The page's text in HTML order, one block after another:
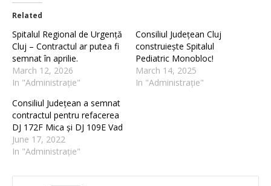
Related
Spitalul Regional de Urgență
Cluj – Contractul ar putea fi
semnat în aprilie.
March 12, 2026
In "Administrație"
Consiliul Județean Cluj
construiește Spitalul
Pediatric Monobloc!
March 14, 2025
In "Administrație"
Consiliul Județean a semnat
contractul pentru refacerea
DJ 172F Mica și DJ 109E Vad
June 17, 2022
In "Administrație"